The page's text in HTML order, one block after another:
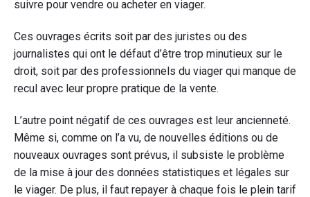
suivre pour vendre ou acheter en viager.
Ces ouvrages écrits soit par des juristes ou des
journalistes qui ont le défaut d’être trop minutieux sur le
droit, soit par des professionnels du viager qui manque de
recul avec leur propre pratique de la vente.
L’autre point négatif de ces ouvrages est leur ancienneté.
Même si, comme on l’a vu, de nouvelles éditions ou de
nouveaux ouvrages sont prévus, il subsiste le problème
de la mise à jour des données statistiques et légales sur
le viager. De plus, il faut repayer à chaque fois le plein tarif